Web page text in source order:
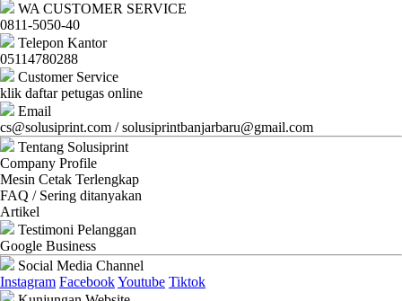
WA CUSTOMER SERVICE
0811-5050-40
Telepon Kantor
05114780288
Customer Service
klik daftar petugas online
Email
cs@solusiprint.com / solusiprintbanjarbaru@gmail.com
Tentang Solusiprint
Company Profile
Mesin Cetak Terlengkap
FAQ / Sering ditanyakan
Artikel
Testimoni Pelanggan
Google Business
Social Media Channel
Instagram FacebookYoutube Tiktok